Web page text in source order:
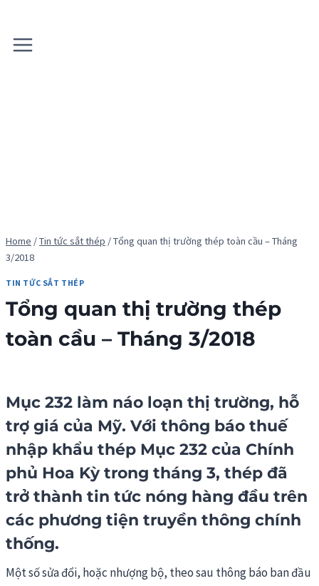
content
Home /Tin tức sắt thép /Tổng quan thị trường thép toàn cầu – Tháng
3/2018
TIN TỨC SẮT THÉP
Tổng quan thị trường thép
toàn cầu – Tháng 3/2018
Mục 232 làm náo loạn thị trường, hỗ
trợ giá của Mỹ. Với thông báo thuế
nhập khẩu thép Mục 232 của Chính
phủ Hoa Kỳ trong tháng 3, thép đã
trở thành tin tức nóng hàng đầu trên
các phương tiện truyền thông chính
thống.
Một số sửa đổi, hoặc nhượng bộ, theo sau thông báo ban đầu